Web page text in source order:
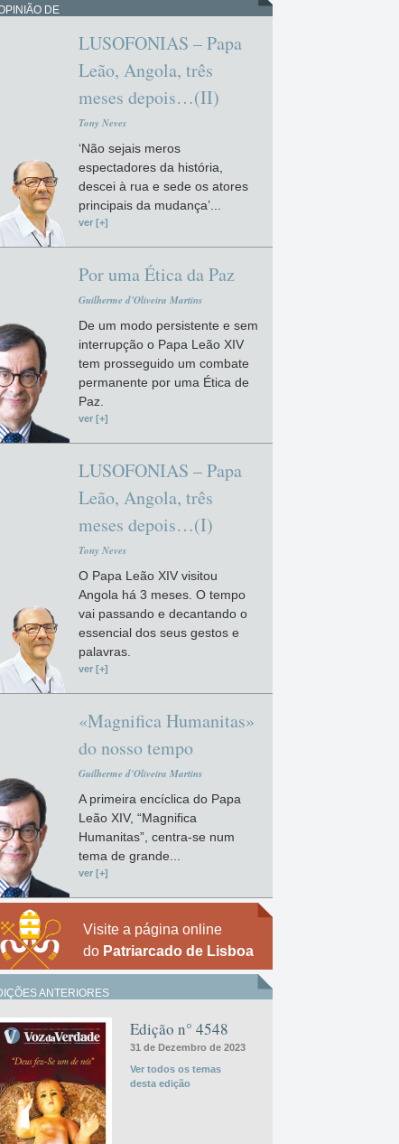
DE
LUSOFONIAS – Papa
Leão, Angola, três
meses depois…(II)
Tony Neves
‘Não sejais meros
espectadores da história,
descei à rua e sede os atores
principais da mudança’...
ver [+]
Por uma Ética da Paz
Guilherme d'Oliveira Martins
De um modo persistente e sem
interrupção o Papa Leão XIV
tem prosseguido um combate
permanente por uma Ética de
Paz.
ver [+]
LUSOFONIAS – Papa
Leão, Angola, três
meses depois…(I)
Tony Neves
O Papa Leão XIV visitou
Angola há 3 meses. O tempo
vai passando e decantando o
essencial dos seus gestos e
palavras.
ver [+]
«Magnifica Humanitas»
do nosso tempo
Guilherme d'Oliveira Martins
A primeira encíclica do Papa
Leão XIV, “Magnifica
Humanitas”, centra-se num
tema de grande...
ver [+]
Visite a página online
do Patriarcado de Lisboa
ANTERIORES
Edição n° 4548
31 de Dezembro de 2023
Ver todos os temas
desta edição